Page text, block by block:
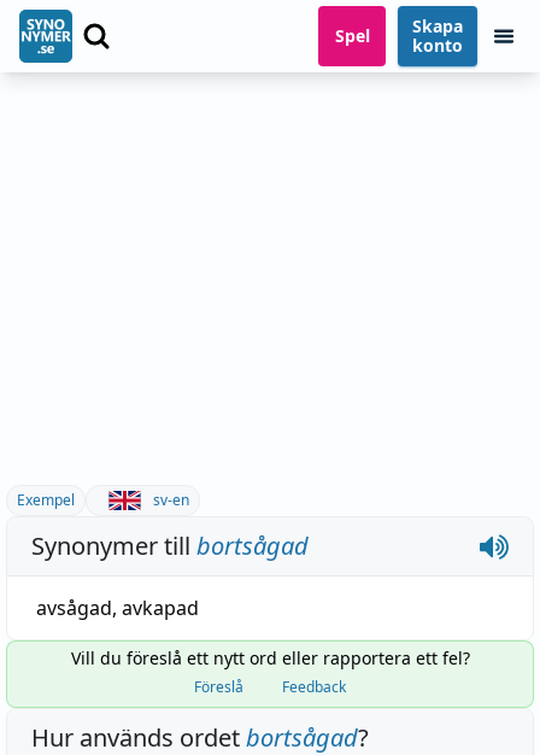
Spel
Skapa
konto
Exempel sv-en
Synonymer till bortsågad
avsågad, avkapad
Vill du föreslå ett nytt ord eller rapportera ett fel?
Föreslå Feedback
Hur används ordetbortsågad?